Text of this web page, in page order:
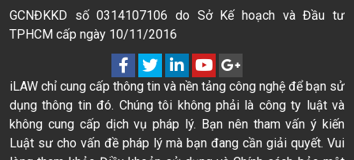
GCNĐKKD số 0314107106 do Sở Kế hoạch và Đầu tư
TPHCM cấp ngày 10/11/2016
iLAW chỉ cung cấp thông tin và nền tảng công nghệ để bạn sử
dụng thông tin đó. Chúng tôi không phải là công ty luật và
không cung cấp dịch vụ pháp lý. Bạn nên tham vấn ý kiến
Luật sư cho vấn đề pháp lý mà bạn đang cần giải quyết. Vui